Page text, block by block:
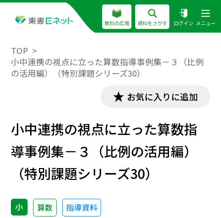
教科の広場 資料をさがす ログイン メニュー
TOP
小中連携の視点に立った算数指導事例集－３（比例
の活用編）（特別課題シリーズ30）
お気に入りに追加
小中連携の視点に立った算数指
導事例集－３（比例の活用編）
（特別課題シリーズ30）
小 算数 指導資料